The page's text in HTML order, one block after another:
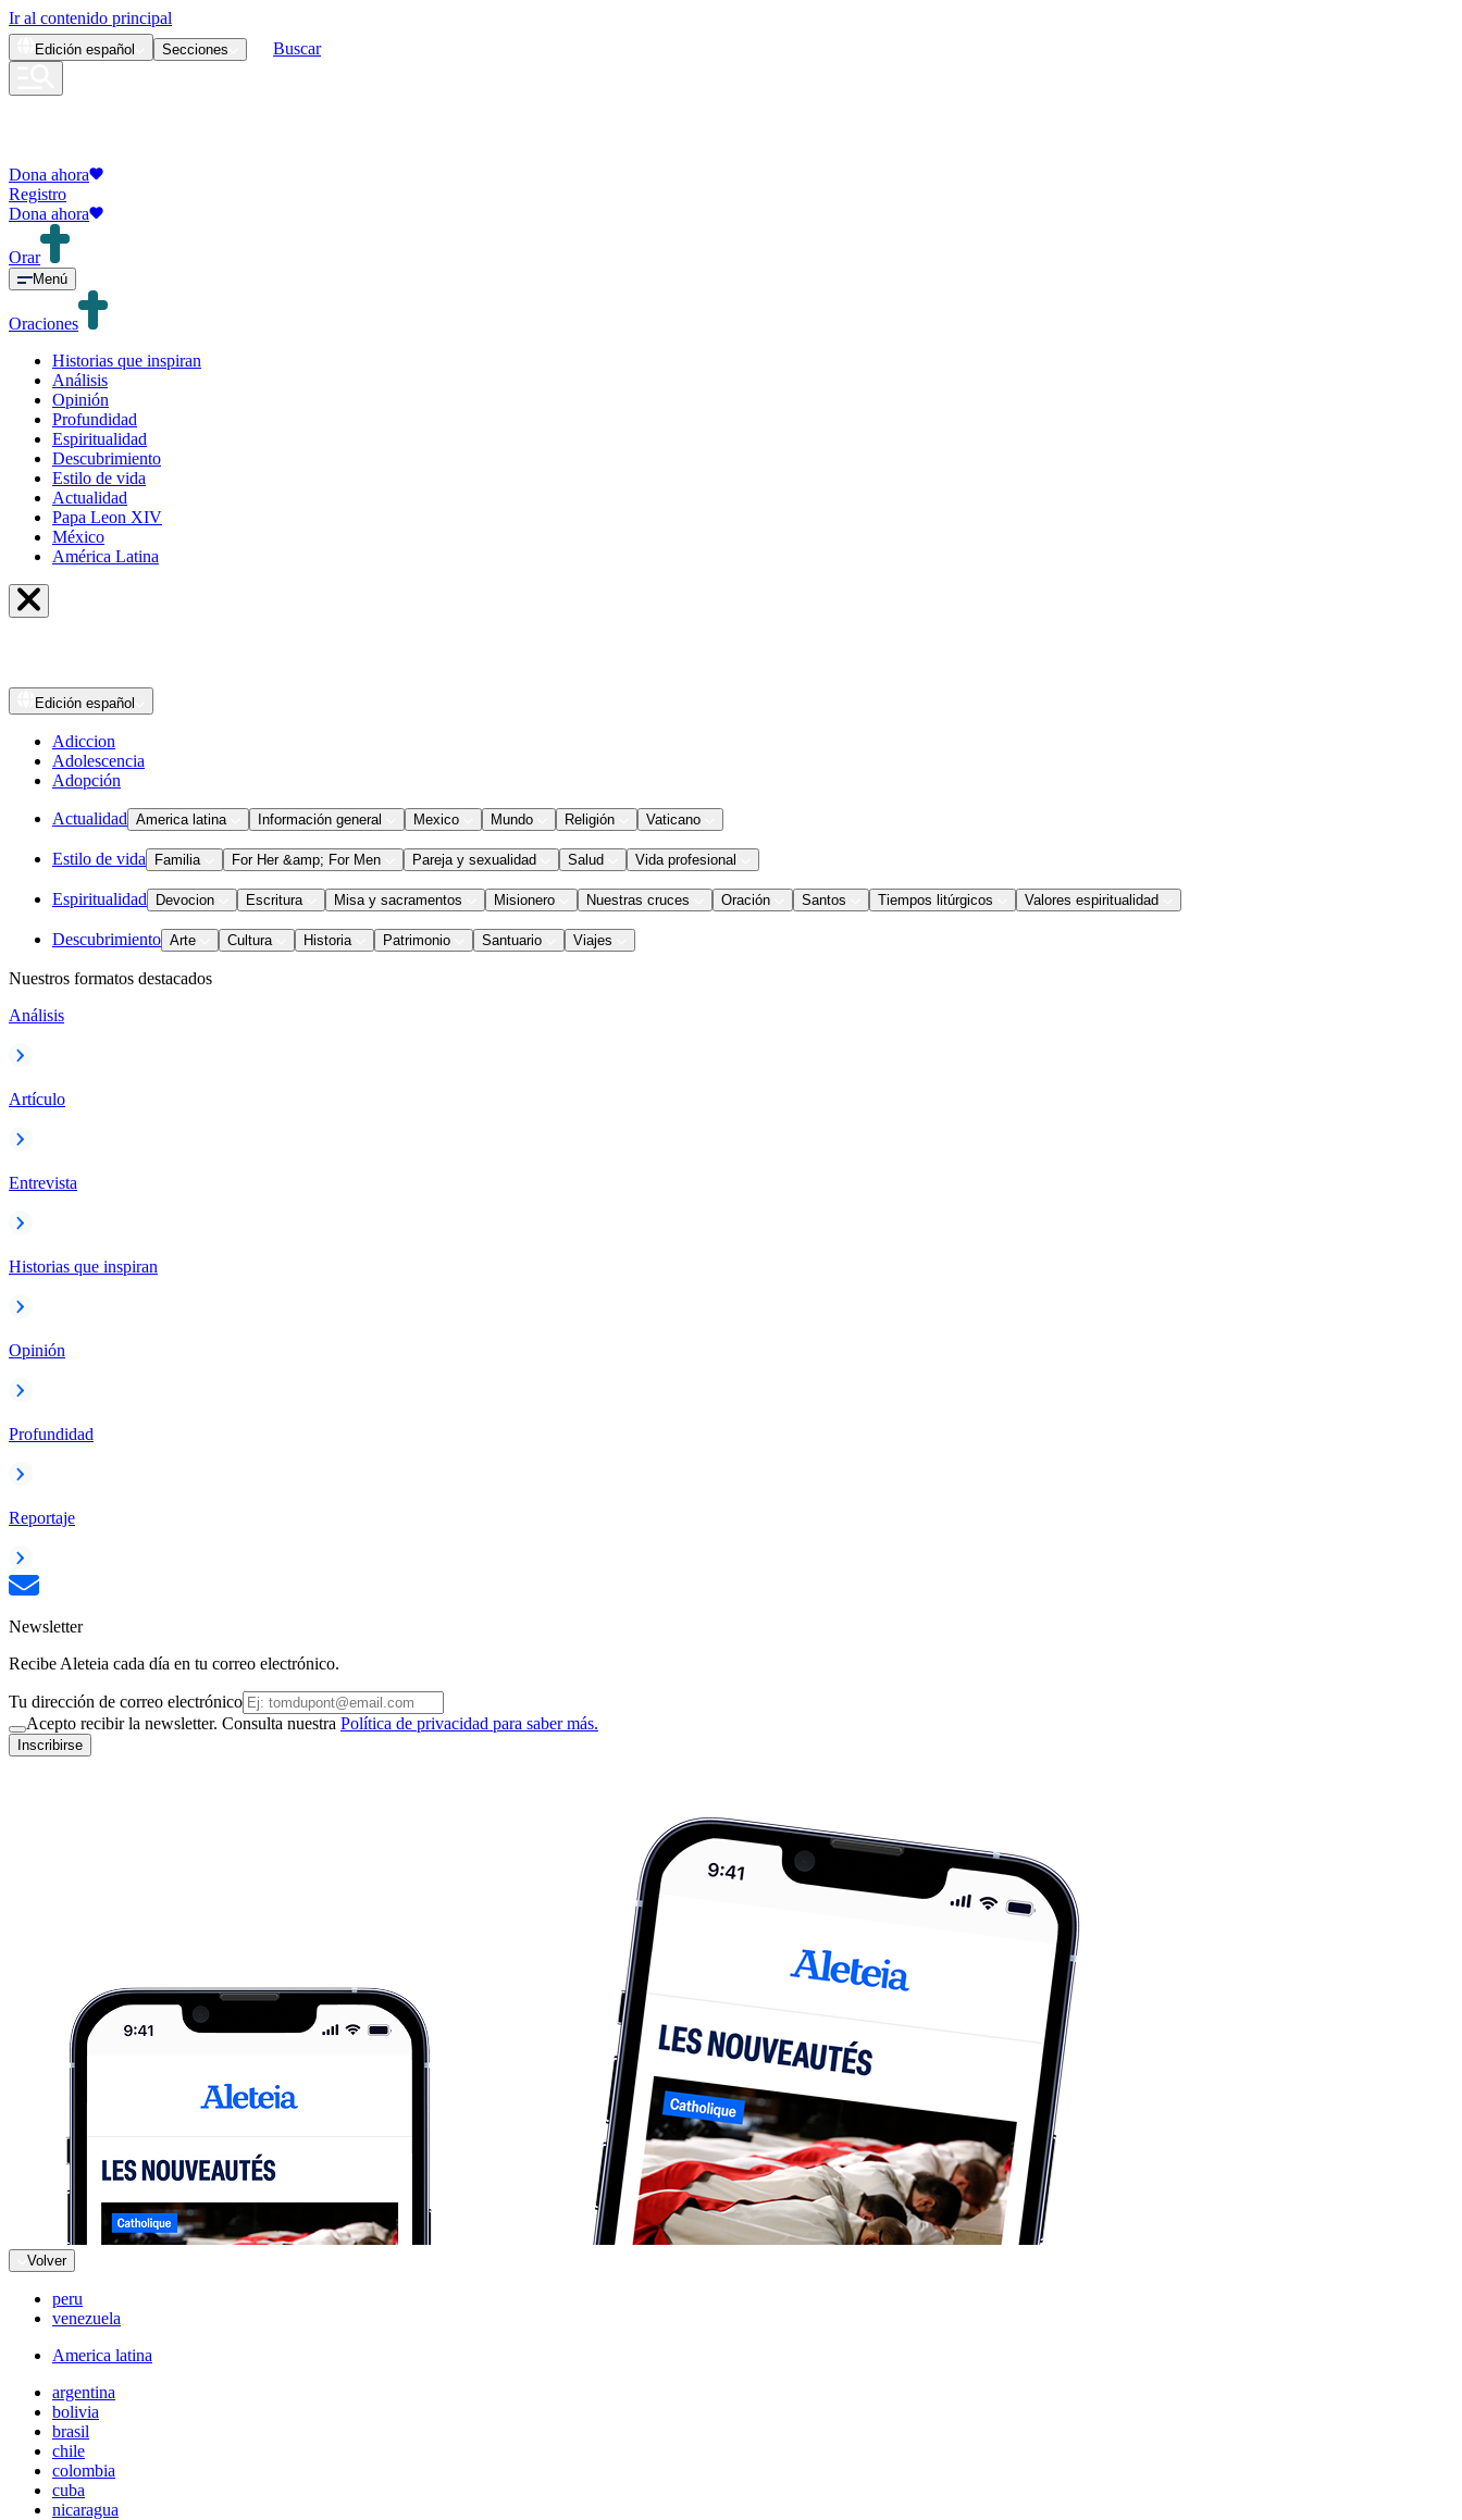
Ir al contenido principal
Edición español Secciones Buscar
Dona ahora
Registro
Dona ahora
Orar
Menú
Oraciones
Historias que inspiran
Análisis
Opinión
Profundidad
Espiritualidad
Descubrimiento
Estilo de vida
Actualidad
Papa Leon XIV
México
América Latina
Edición español
Adiccion
Adolescencia
Adopción
Actualidad America latina Información general Mexico Mundo Religión Vaticano
Estilo de vida Familia For Her &amp; For Men Pareja y sexualidad Salud Vida profesional
Espiritualidad Devocion Escritura Misa y sacramentos Misionero Nuestras cruces Oración Santos Tiempos litúrgicos Valores espiritualidad
Descubrimiento Arte Cultura Historia Patrimonio Santuario Viajes
Nuestros formatos destacados
Análisis
Artículo
Entrevista
Historias que inspiran
Opinión
Profundidad
Reportaje
Newsletter
Recibe Aleteia cada día en tu correo electrónico.
Tu dirección de correo electrónico
Acepto recibir la newsletter. Consulta nuestra Política de privacidad para saber más.
Inscribirse
Volver
peru
venezuela
America latina
argentina
bolivia
brasil
chile
colombia
cuba
nicaragua